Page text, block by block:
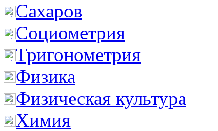
Сахаров
Социометрия
Тригонометрия
Физика
Физическая культура
Химия